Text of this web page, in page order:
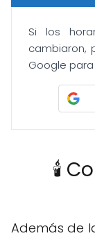
Si los
cambiaron,
Google
🕯️
Además de